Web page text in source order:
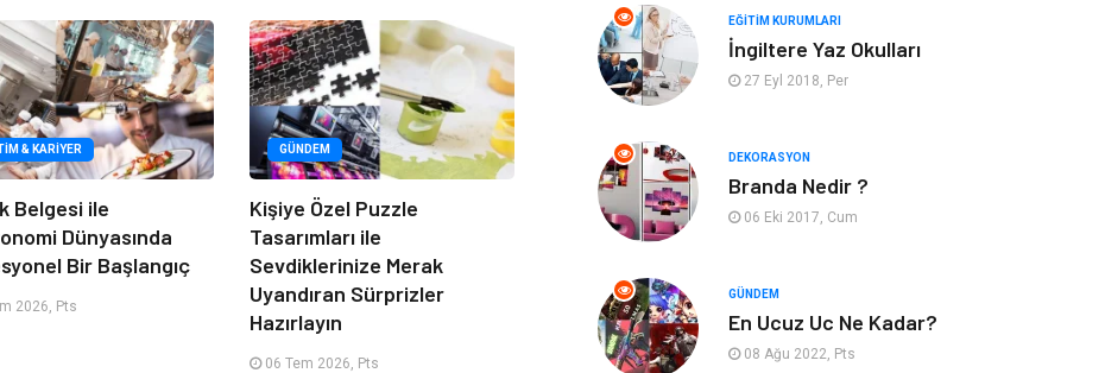
& KARIYER
Belgesi ile
Dünyasında
Bir Başlangıç
2026, Pts
GÜNDEM
Kişiye Özel Puzzle
Tasarımları ile
Sevdiklerinize Merak
Uyandıran Sürprizler
Hazırlayın
06 Tem 2026, Pts
Tatil Eğlence
Bahçe Ev Maden ve Metal
Hizmet Eğitim Kurumları
Organizasyon Plastik
Emlak
Finans & Ekonomi Mobilya
EĞITIM KURUMLARI
İngiltere Yaz Okulları
27 Eyl 2018, Per
DEKORASYON
Branda Nedir ?
06 Eki 2017, Cum
GÜNDEM
En Ucuz Uc Ne Kadar?
08 Ağu 2022, Pts